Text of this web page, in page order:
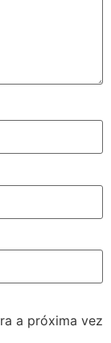
a próxima vez